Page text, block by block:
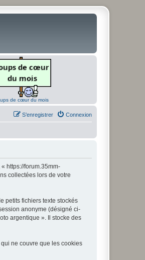
de cœur du mois
Connexion
S’enregistrer
https://forum.35mm-
collectées lors de votre
petits fichiers texte stockés
anonyme (désigné ci-
argentique ». Il stocke des
ne couvre que les cookies